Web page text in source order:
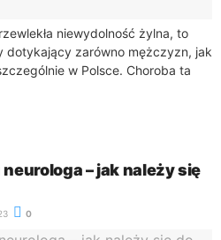
niewydolność żylna, to
dotykający zarówno mężczyzn, jak
w Polsce. Choroba ta
i...
– jak należy się
0